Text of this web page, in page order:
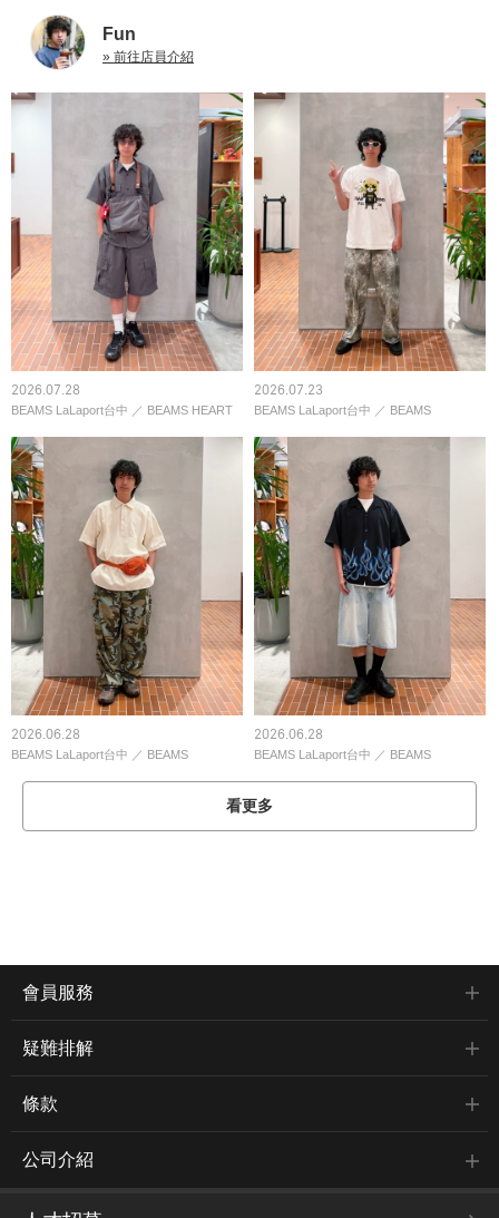
Fun
» 前往店員介紹
2026.07.28
BEAMS LaLaport台中 ／ BEAMS HEART
2026.07.23
BEAMS LaLaport台中 ／ BEAMS
2026.06.28
BEAMS LaLaport台中 ／ BEAMS
2026.06.28
BEAMS LaLaport台中 ／ BEAMS
看更多
會員服務
疑難排解
條款
公司介紹